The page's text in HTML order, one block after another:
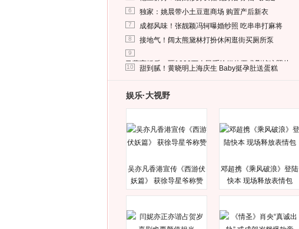
6 独家：姚晨带小土豆逛商场 购置产后新衣
7 成都风味！张靓颖冯轲曝婚纱照 吃串串打麻将
8 接地气！阔太熊黛林打扮休闲逛街买厕所泵
9
马蓉离婚后，砸1000万人民币给媒体要求删掉这照片
10 甜到腻！黄晓明上海庆生 Baby挺孕肚送蛋糕
娱乐·大视野
吴亦凡香港宣传《西游伏
妖篇》 获徐导星爷称赞
邓超携《乘风破浪》登陆
快本 现场释放表情包